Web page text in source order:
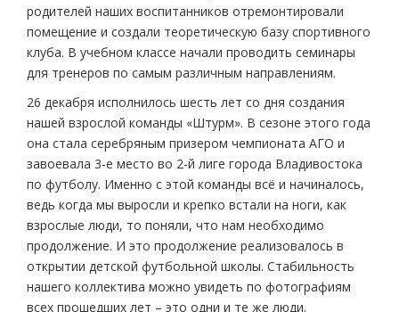
родителей наших воспитанников отремонтировали
помещение и создали теоретическую базу спортивного
клуба. В учебном классе начали проводить семинары
для тренеров по самым различным направлениям.
26 декабря исполнилось шесть лет со дня создания
нашей взрослой команды «Штурм». В сезоне этого года
она стала серебряным призером чемпионата АГО и
завоевала 3-е место во 2-й лиге города Владивостока
по футболу. Именно с этой команды всё и начиналось,
ведь когда мы выросли и крепко встали на ноги, как
взрослые люди, то поняли, что нам необходимо
продолжение. И это продолжение реализовалось в
открытии детской футбольной школы. Стабильность
нашего коллектива можно увидеть по фотографиям
всех прошедших лет – это одни и те же люди.